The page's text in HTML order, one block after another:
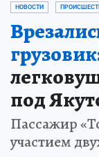
НОВОСТИ
под
Пассажир
участием